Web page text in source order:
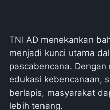
TNI AD menekankan
menjadi kunci utama
pascabencana.
edukasi kebencanaan,
berlapis, masyarakat
lebih tenang.